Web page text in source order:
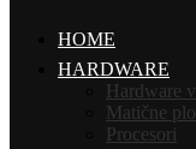
HOME
HARDWARE
Hardware
Matične
Procesori